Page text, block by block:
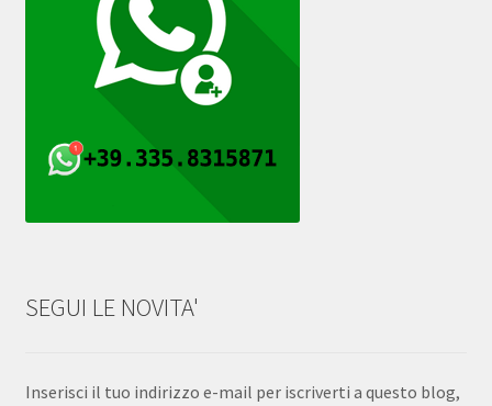
SEGUI LE NOVITA'
Inserisci il tuo indirizzo e-mail per iscriverti a questo blog,